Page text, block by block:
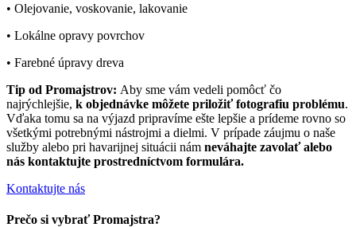
• Olejovanie, voskovanie, lakovanie
• Lokálne opravy povrchov
• Farebné úpravy dreva
Tip od Promajstrov: Aby sme vám vedeli pomôcť čo
najrýchlejšie, k objednávke môžete priložiť fotografiu problému.
Vďaka tomu sa na výjazd pripravíme ešte lepšie a prídeme rovno so
všetkými potrebnými nástrojmi a dielmi. V prípade záujmu o naše
služby alebo pri havarijnej situácii nám neváhajte zavolať alebo
nás kontaktujte prostredníctvom formulára.
Kontaktujte nás
Prečo si vybrať Promajstra?